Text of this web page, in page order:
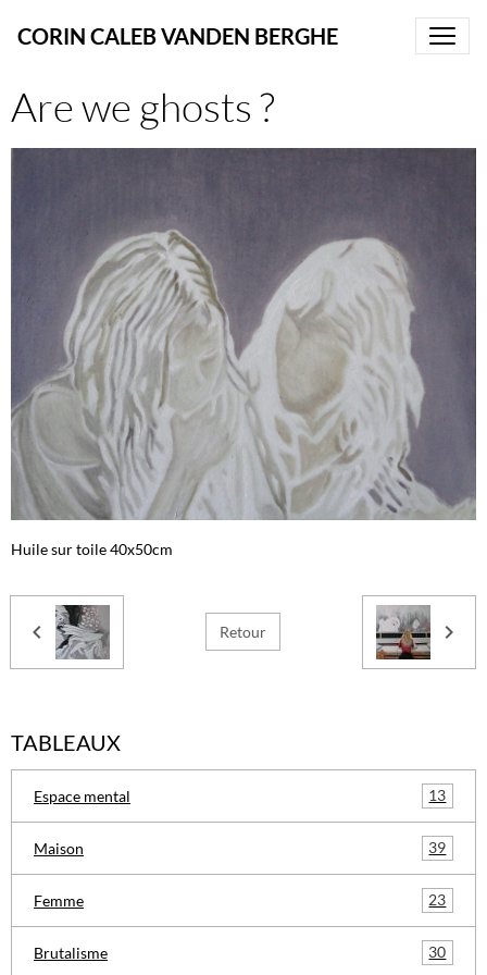
CORIN CALEB VANDEN BERGHE
Are we ghosts ?
Huile sur toile 40x50cm
Retour
TABLEAUX
Espace mental 13
Maison 39
Femme 23
Brutalisme 30